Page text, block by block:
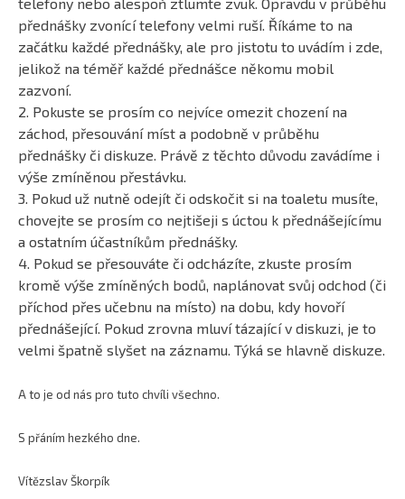
přednášky zvonící telefony velmi ruší. Říkáme to na
začátku každé přednášky, ale pro jistotu to uvádím i zde,
jelikož na téměř každé přednášce někomu mobil
zazvoní.
2. Pokuste se prosím co nejvíce omezit chození na
záchod, přesouvání míst a podobně v průběhu
přednášky či diskuze. Právě z těchto důvodu zavádíme i
výše zmíněnou přestávku.
3. Pokud už nutně odejít či odskočit si na toaletu musíte,
chovejte se prosím co nejtišeji s úctou k přednášejícímu
a ostatním účastníkům přednášky.
4. Pokud se přesouváte či odcházíte, zkuste prosím
kromě výše zmíněných bodů, naplánovat svůj odchod (či
příchod přes učebnu na místo) na dobu, kdy hovoří
přednášející. Pokud zrovna mluví tázající v diskuzi, je to
velmi špatně slyšet na záznamu. Týká se hlavně diskuze.
A to je od nás pro tuto chvíli všechno.
S přáním hezkého dne.
Vítězslav Škorpík